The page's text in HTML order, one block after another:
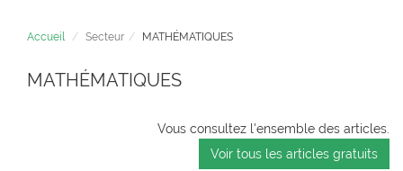
Accueil Secteur MATHÉMATIQUES
MATHÉMATIQUES
Vous consultez l'ensemble des articles.
Voir tous les articles gratuits